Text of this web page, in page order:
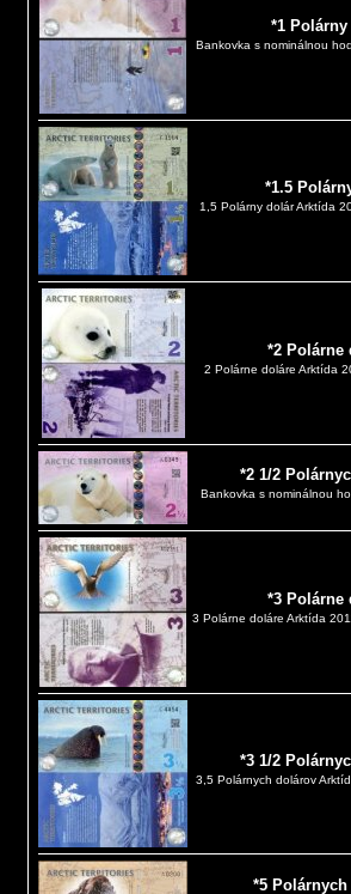
*1
Bankovka s nominálnou
*1.5
1,5 Polárny dolár Arktída
*2 Polárne
2 Polárne doláre Arktída
*2 1/2
Bankovka s nominálnou
*3 Polárne
3 Polárne doláre Arktída
*3 1/2
3,5 Polárnych dolárov
*5